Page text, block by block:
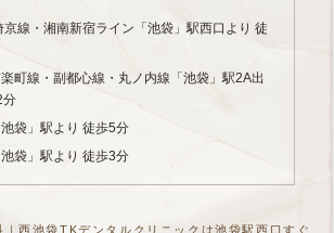
京線・湘南新宿ライン「池袋」駅西口より 徒
楽町線・副都心線・丸ノ内線「池袋」駅2A出
分
袋」駅より 徒歩5分
袋」駅より 徒歩3分
西池袋TKデンタルクリニックは池袋駅西口すぐ